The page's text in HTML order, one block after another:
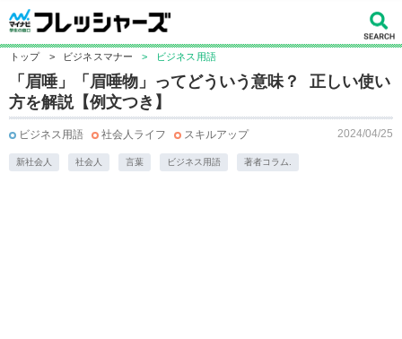
トップ > ビジネスマナー > ビジネス用語
「眉唾」「眉唾物」ってどういう意味？ 正しい使い
方を解説【例文つき】
ビジネス用語 社会人ライフ スキルアップ 2024/04/25
新社会人 社会人 言葉 ビジネス用語 著者コラム.